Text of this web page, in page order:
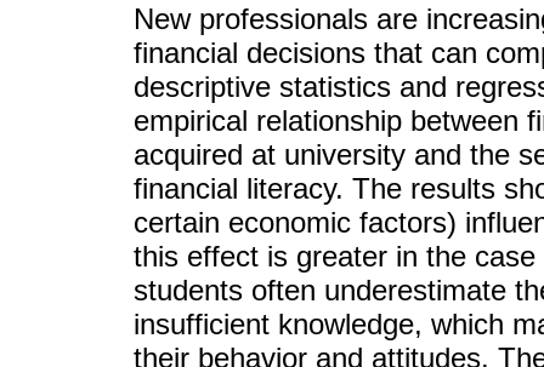
New professionals are
financial decisions that can
descriptive statistics and
empirical relationship between
acquired at university and the
financial literacy. The results
certain economic factors)
this effect is greater in the
students often underestimate
insufficient knowledge, which
their behavior and attitudes.